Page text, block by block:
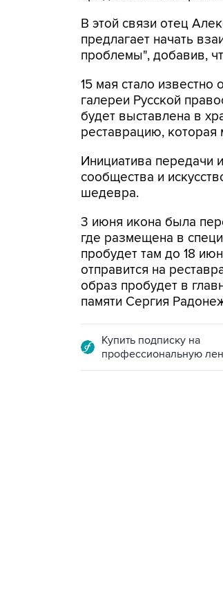
В этой связи отец
предлагает начать
проблемы", добавив,
15 мая стало
галереи Русской
будет выставлена в
реставрацию, которая
Инициатива передачи
сообщества и
шедевра.
3 июня икона была
где размещена в
пробудет там до 18
отправится на
образ пробудет в
памяти Сергия
Купить подписку на
профессиональную